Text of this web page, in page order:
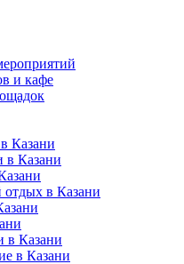
и кафе
Казани
в Казани
в Казани
в Казани
в Казани